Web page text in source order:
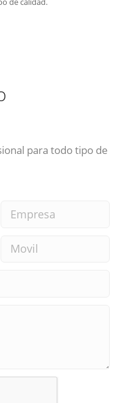
para todo tipo de